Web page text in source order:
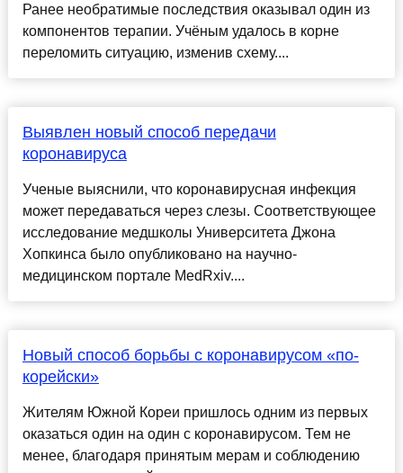
Ранее необратимые последствия оказывал один из
компонентов терапии. Учёным удалось в корне
переломить ситуацию, изменив схему....
Выявлен новый способ передачи
коронавируса
Ученые выяснили, что коронавирусная инфекция
может передаваться через слезы. Соответствующее
исследование медшколы Университета Джона
Хопкинса было опубликовано на научно-
медицинском портале MedRxiv....
Новый способ борьбы с коронавирусом «по-
корейски»
Жителям Южной Кореи пришлось одним из первых
оказаться один на один с коронавирусом. Тем не
менее, благодаря принятым мерам и соблюдению